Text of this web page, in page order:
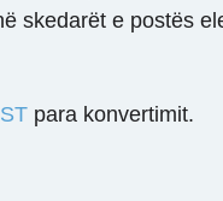
skedarët e postës
para konvertimit.